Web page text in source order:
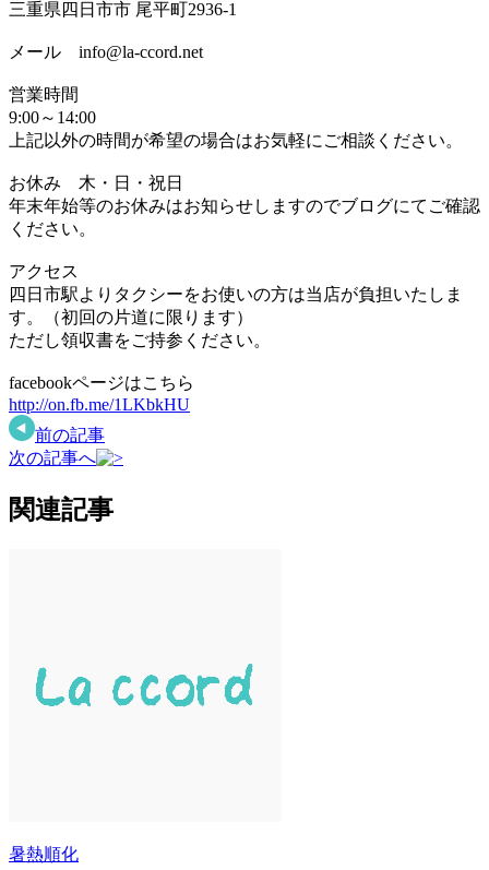
三重県四日市市 尾平町2936-1
メール info@la-ccord.net
営業時間
9:00～14:00
上記以外の時間が希望の場合はお気軽にご相談ください。
お休み 木・日・祝日
年末年始等のお休みはお知らせしますのでブログにてご確認
ください。
アクセス
四日市駅よりタクシーをお使いの方は当店が負担いたしま
す。（初回の片道に限ります）
ただし領収書をご持参ください。
facebookページはこちら
http://on.fb.me/1LKbkHU
前の記事
次の記事へ
関連記事
暑熱順化